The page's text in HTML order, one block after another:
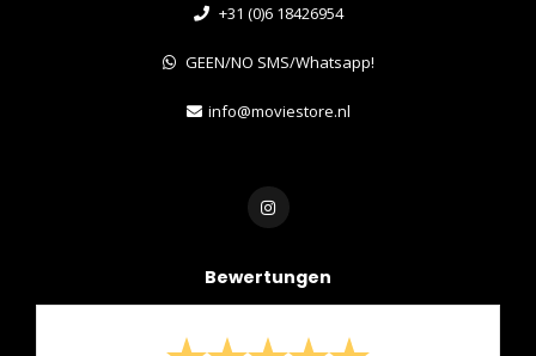
+31 (0)6 18426954
GEEN/NO SMS/Whatsapp!
info@moviestore.nl
Bewertungen